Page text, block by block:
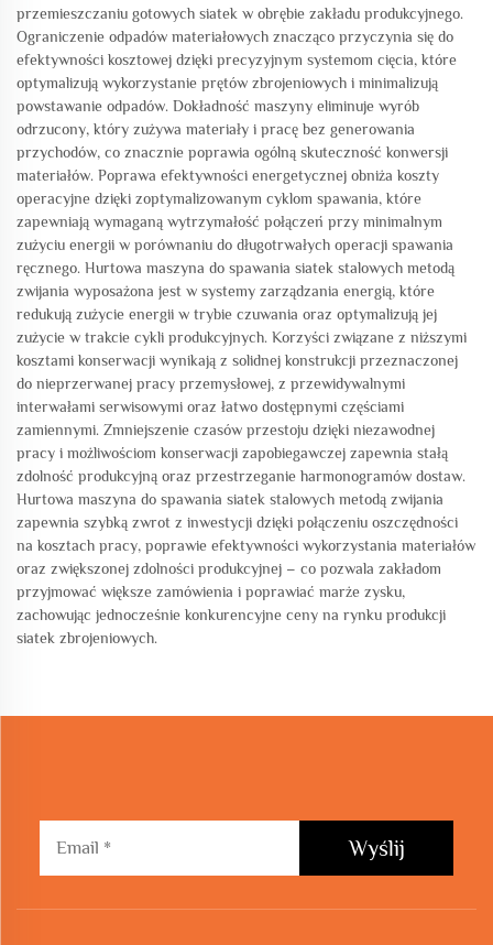
przemieszczaniu gotowych siatek w obrębie zakładu produkcyjnego.
Ograniczenie odpadów materiałowych znacząco przyczynia się do
efektywności kosztowej dzięki precyzyjnym systemom cięcia, które
optymalizują wykorzystanie prętów zbrojeniowych i minimalizują
powstawanie odpadów. Dokładność maszyny eliminuje wyrób
odrzucony, który zużywa materiały i pracę bez generowania
przychodów, co znacznie poprawia ogólną skuteczność konwersji
materiałów. Poprawa efektywności energetycznej obniża koszty
operacyjne dzięki zoptymalizowanym cyklom spawania, które
zapewniają wymaganą wytrzymałość połączeń przy minimalnym
zużyciu energii w porównaniu do długotrwałych operacji spawania
ręcznego. Hurtowa maszyna do spawania siatek stalowych metodą
zwijania wyposażona jest w systemy zarządzania energią, które
redukują zużycie energii w trybie czuwania oraz optymalizują jej
zużycie w trakcie cykli produkcyjnych. Korzyści związane z niższymi
kosztami konserwacji wynikają z solidnej konstrukcji przeznaczonej
do nieprzerwanej pracy przemysłowej, z przewidywalnymi
interwałami serwisowymi oraz łatwo dostępnymi częściami
zamiennymi. Zmniejszenie czasów przestoju dzięki niezawodnej
pracy i możliwościom konserwacji zapobiegawczej zapewnia stałą
zdolność produkcyjną oraz przestrzeganie harmonogramów dostaw.
Hurtowa maszyna do spawania siatek stalowych metodą zwijania
zapewnia szybką zwrot z inwestycji dzięki połączeniu oszczędności
na kosztach pracy, poprawie efektywności wykorzystania materiałów
oraz zwiększonej zdolności produkcyjnej – co pozwala zakładom
przyjmować większe zamówienia i poprawiać marże zysku,
zachowując jednocześnie konkurencyjne ceny na rynku produkcji
siatek zbrojeniowych.
Wyślij